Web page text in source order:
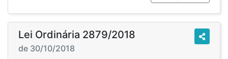
Lei Ordinária 2879/2018
de 30/10/2018